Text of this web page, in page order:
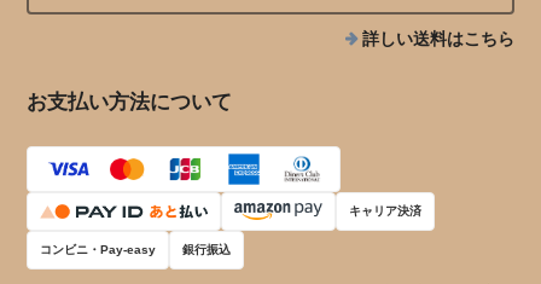
詳しい送料はこちら
お支払い方法について
キャリア決済
コンビニ・Pay-easy 銀行振込